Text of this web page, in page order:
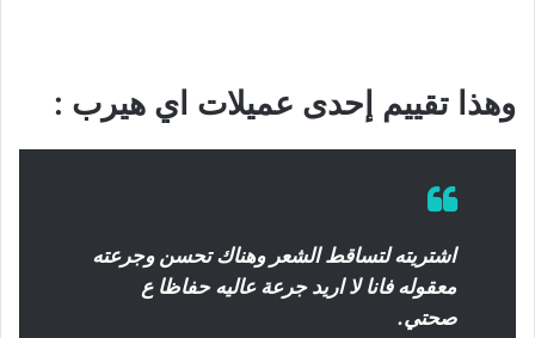
وهذا تقييم إحدى عميلات اي هيرب :
اشتريته لتساقط الشعر وهناك تحسن وجرعته
معقوله فانا لا اريد جرعة عاليه حفاظا ع
صحتي.